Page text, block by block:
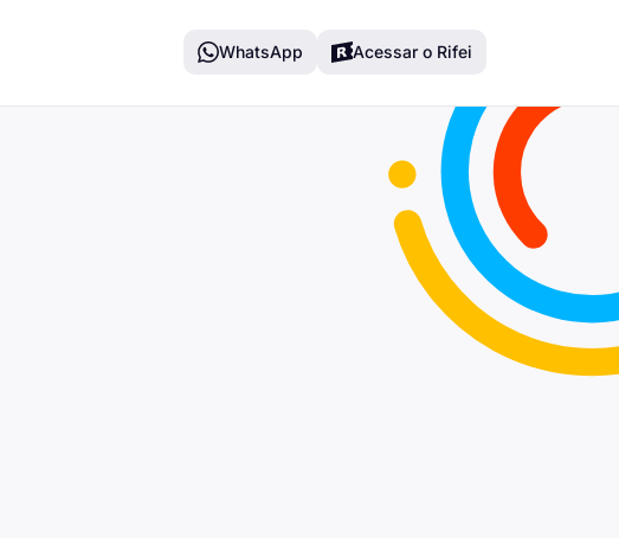
WhatsApp Acessar o Rifei